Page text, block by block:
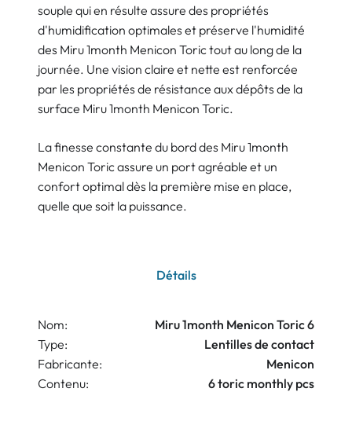
souple qui en résulte assure des propriétés
d'humidification optimales et préserve l'humidité
des Miru 1month Menicon Toric tout au long de la
journée. Une vision claire et nette est renforcée
par les propriétés de résistance aux dépôts de la
surface Miru 1month Menicon Toric.
La finesse constante du bord des Miru 1month
Menicon Toric assure un port agréable et un
confort optimal dès la première mise en place,
quelle que soit la puissance.
Détails
Nom:
Miru 1month Menicon Toric 6
Type:
Lentilles de contact
Fabricante:
Menicon
Contenu:
6 toric monthly pcs